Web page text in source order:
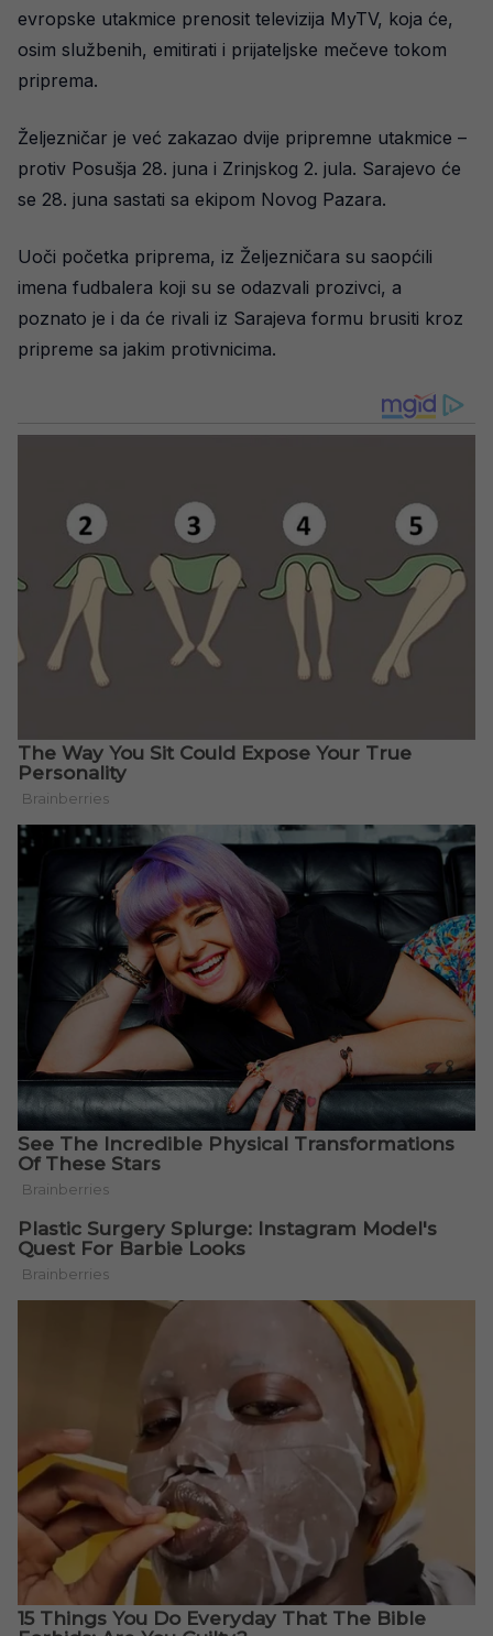
evropske utakmice prenosit televizija MyTV, koja će,
osim službenih, emitirati i prijateljske mečeve tokom
priprema.
Željezničar je već zakazao dvije pripremne utakmice –
protiv Posušja 28. juna i Zrinjskog 2. jula. Sarajevo će
se 28. juna sastati sa ekipom Novog Pazara.
Uoči početka priprema, iz Željezničara su saopćili
imena fudbalera koji su se odazvali prozivci, a
poznato je i da će rivali iz Sarajeva formu brusiti kroz
pripreme sa jakim protivnicima.